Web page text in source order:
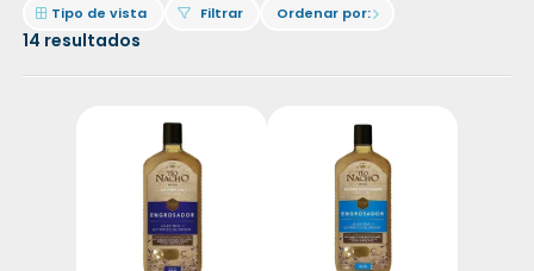
14 resultados
Icon of border-all
Tipo de vista Icon of filter
Filtrar Ordenar por:Icon of chevron-right